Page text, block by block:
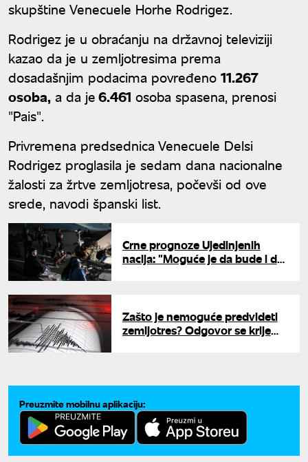
skupštine Venecuele Horhe Rodrigez.
Rodrigez je u obraćanju na državnoj televiziji
kazao da je u zemljotresima prema
dosadašnjim podacima povređeno 11.267
osoba, a da je6.461 osoba spasena, prenosi
"Pais".
Privremena predsednica Venecuele Delsi
Rodrigez proglasila je sedam dana nacionalne
žalosti za žrtve zemljotresa, počevši od ove
srede, navodi španski list.
Crne prognoze Ujedinjenih
nacija: "Moguće je da bude i do
Zašto je nemoguće predvideti
zemljotres? Odgovor se krije
Preuzmite mobilnu aplikaciju: